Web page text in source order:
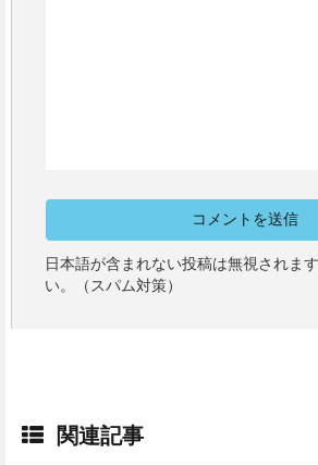
日本語が含まれない投稿は無視されま
い。（スパム対策）
関連記事